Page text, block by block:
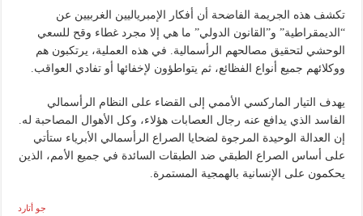
تكشف هذه الجريمة الفاضحة أن أفكار الإمبرياليين الغربيين عن
“الديمقراطية” و”القانون الدولي” ما هي إلا مجرد غطاء وقح للسعي
الوحشي لتحقيق مصالحهم الرأسمالية. في هذه العملية، يرتكبون هم
ووكلائهم جميع أنواع الفظائع، ثم يتواطؤون لإخفائها أو تفادي العواقب.
يهدف التيار الماركسي الأممي إلى القضاء على النظام الرأسمالي
الفاسد الذي يدافع عنه رجال العصابات هؤلاء، وكل الأهوال المصاحبة له.
إن العدالة الوحيدة المرجوة لضحايا الصراع الرأسمالي الأبرياء ستأتي
على أساس الصراع الطبقي ضد الطبقات السائدة في جميع الأمم، الذين
يحكمون على الإنسانية بالهمجية المستمرة.
جو أتارد